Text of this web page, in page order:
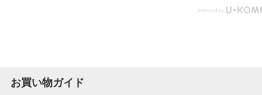
お買い物ガイド